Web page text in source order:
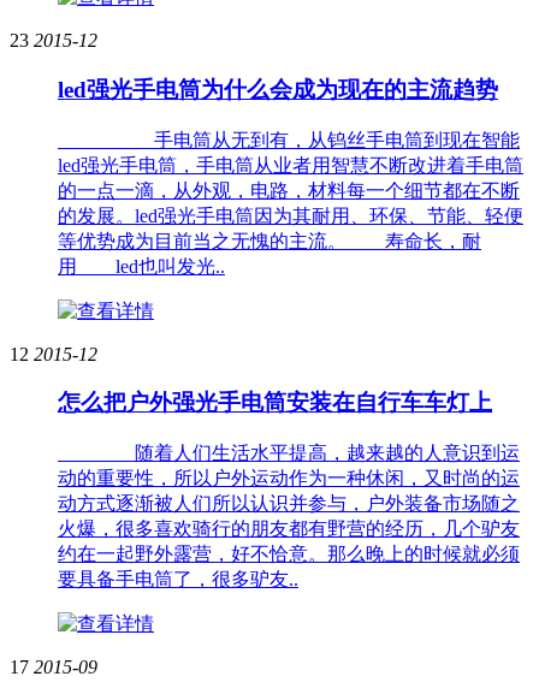
23 2015-12
led强光手电筒为什么会成为现在的主流趋势
手电筒从无到有，从钨丝手电筒到现在智能
led强光手电筒，手电筒从业者用智慧不断改进着手电筒
的一点一滴，从外观，电路，材料每一个细节都在不断
的发展。led强光手电筒因为其耐用、环保、节能、轻便
等优势成为目前当之无愧的主流。 寿命长，耐
用 led也叫发光..
12 2015-12
怎么把户外强光手电筒安装在自行车车灯上
随着人们生活水平提高，越来越的人意识到运
动的重要性，所以户外运动作为一种休闲，又时尚的运
动方式逐渐被人们所以认识并参与，户外装备市场随之
火爆，很多喜欢骑行的朋友都有野营的经历，几个驴友
约在一起野外露营，好不恰意。那么晚上的时候就必须
要具备手电筒了，很多驴友..
17 2015-09